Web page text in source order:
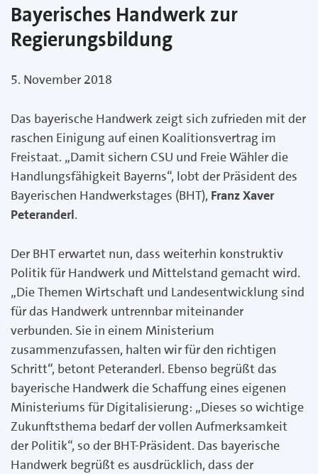
Bayerisches Handwerk zur
Regierungsbildung
5. November 2018
Das bayerische Handwerk zeigt sich zufrieden mit der
raschen Einigung auf einen Koalitionsvertrag im
Freistaat. „Damit sichern CSU und Freie Wähler die
Handlungsfähigkeit Bayerns“, lobt der Präsident des
Bayerischen Handwerkstages (BHT), Franz Xaver
Peteranderl.
Der BHT erwartet nun, dass weiterhin konstruktiv
Politik für Handwerk und Mittelstand gemacht wird.
„Die Themen Wirtschaft und Landesentwicklung sind
für das Handwerk untrennbar miteinander
verbunden. Sie in einem Ministerium
zusammenzufassen, halten wir für den richtigen
Schritt“, betont Peteranderl. Ebenso begrüßt das
bayerische Handwerk die Schaffung eines eigenen
Ministeriums für Digitalisierung: „Dieses so wichtige
Zukunftsthema bedarf der vollen Aufmerksamkeit
der Politik“, so der BHT-Präsident. Das bayerische
Handwerk begrüßt es ausdrücklich, dass der